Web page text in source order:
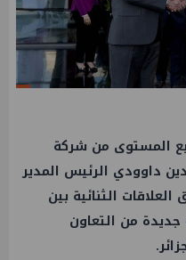
المستوى من شركة
داوودي الرئيس المدير
الثنائية بين
جديدة من التعاون